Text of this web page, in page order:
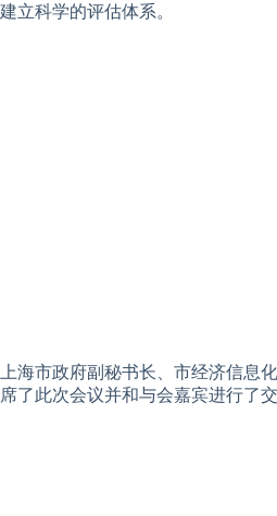
建立科学的评估体系。
上海市政府副秘书长、市经济信息
席了此次会议并和与会嘉宾进行了交